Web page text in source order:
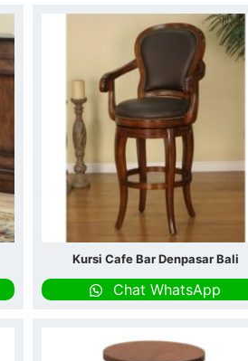
Kursi Cafe Bar Denpasar Bali
Chat WhatsApp